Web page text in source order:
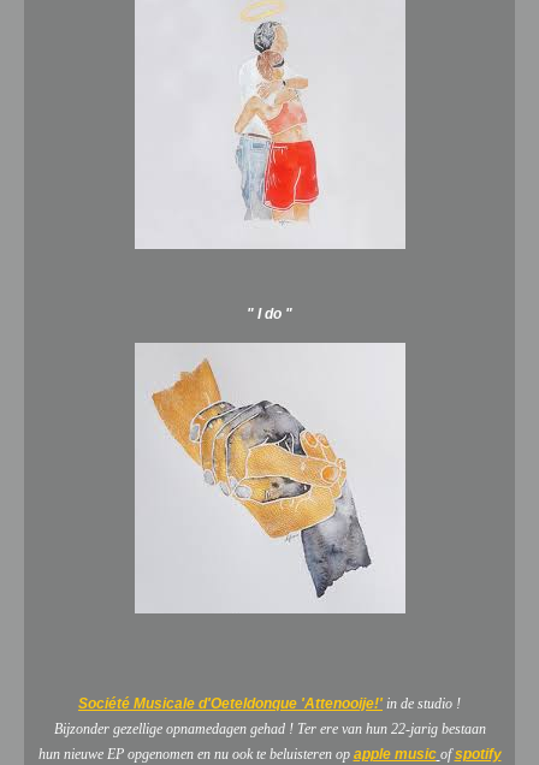
" I do "
Société Musicale d'Oeteldonque 'Attenooije!' in de studio !
Bijzonder gezellige opnamedagen gehad ! Ter ere van hun 22-jarig bestaan
hun nieuwe EP opgenomen en nu ook te beluisteren op apple music ofspotify